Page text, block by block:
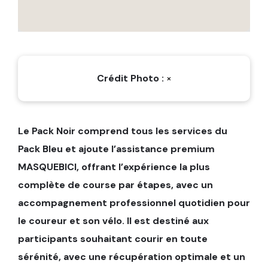
Le Pack Noir comprend tous les services du
Pack Bleu et ajoute l’assistance premium
MASQUEBICI, offrant l’expérience la plus
complète de course par étapes, avec un
accompagnement professionnel quotidien pour
le coureur et son vélo. Il est destiné aux
participants souhaitant courir en toute
sérénité, avec une récupération optimale et un
Crédit Photo : ×